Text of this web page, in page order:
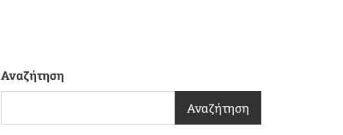
Αναζήτηση
Αναζήτηση